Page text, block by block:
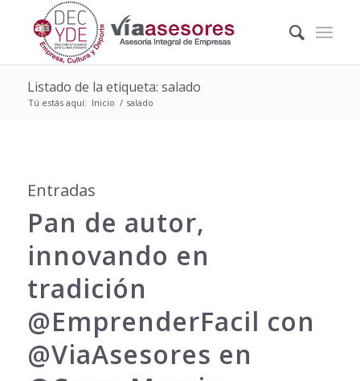
Listado de la etiqueta: salado
Tú estás aquí: Inicio / salado
Entradas
Pan de autor,
innovando en
tradición
@EmprenderFacil con
@ViaAsesores en